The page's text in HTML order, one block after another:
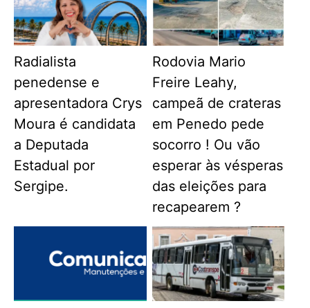
Radialista
penedense e
apresentadora Crys
Moura é candidata
a Deputada
Estadual por
Sergipe.
Rodovia Mario
Freire Leahy,
campeã de crateras
em Penedo pede
socorro ! Ou vão
esperar às vésperas
das eleições para
recapearem ?